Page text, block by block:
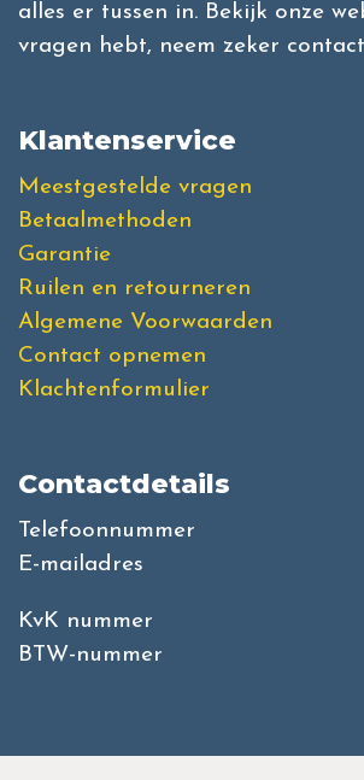
alles er tussen in. Bekijk onze
vragen hebt, neem zeker
Klantenservice
Meestgestelde vragen
Betaalmethoden
Garantie
Ruilen en retourneren
Algemene Voorwaarden
Contact opnemen
Klachtenformulier
Contactdetails
Telefoonnummer
E-mailadres
KvK nummer
BTW-nummer